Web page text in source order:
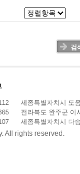
검
세종특별자치시 도
전라북도 완주군 이
세종특별자치시 다
All rights reserved.